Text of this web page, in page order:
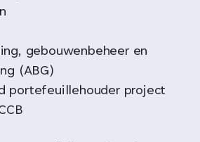
gebouwenbeheer en
(ABG)
portefeuillehouder project